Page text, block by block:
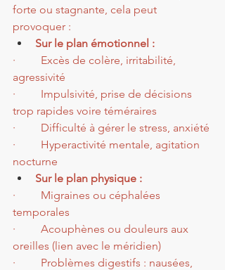
forte ou stagnante, cela peut
provoquer :
Sur le plan émotionnel :
·         Excès de colère, irritabilité,
agressivité
·         Impulsivité, prise de décisions
trop rapides voire téméraires
·         Difficulté à gérer le stress, anxiété
·         Hyperactivité mentale, agitation
nocturne
Sur le plan physique :
·         Migraines ou céphalées
temporales
·         Acouphènes ou douleurs aux
oreilles (lien avec le méridien)
·         Problèmes digestifs : nausées,